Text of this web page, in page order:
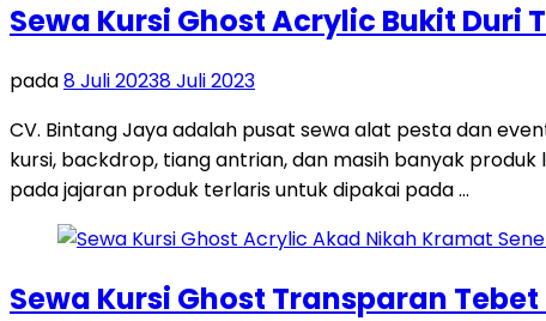
Sewa Kursi Ghost Acrylic Bukit Duri
pada8 Juli 20238 Juli 2023
CV. Bintang Jaya adalah pusat sewa alat pesta dan
kursi, backdrop, tiang antrian, dan masih banyak
pada jajaran produk terlaris untuk dipakai pada …
Sewa Kursi Ghost Transparan